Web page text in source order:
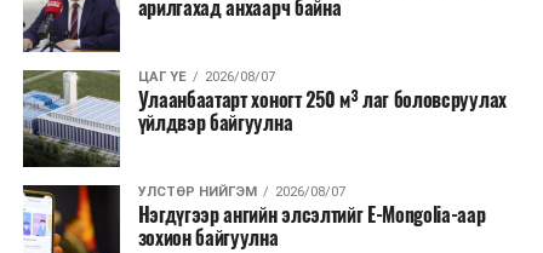
бүтээгдэхүүний нөөц бүрдүүлэх, хадгалах, түгээх,
борлуулах бүх шатанд цахим төлбөрийн баримт
үйлдэж, бүртгэлийг ил тод болгох юм.
2026 оны намар бэлтгэж, 2027 оны хавар худалдаанд
гаргах нөөцийн махны бүрдүүлэлтэд Нийслэлийн
Засаг дарга Б.Пүрэвдагваг онцгойлон анхаарч
ажиллахыг Ерөнхий сайд үүрэг болгожээ.
арилгахад анхаарч байна
ЦАГ ҮЕ 2026/08/07
Улаанбаатарт хоногт 250 м³ лаг боловсруулах
үйлдвэр байгуулна
УЛСТӨР НИЙГЭМ 2026/08/07
Нэгдүгээр ангийн элсэлтийг E-Mongolia-аар
зохион байгуулна